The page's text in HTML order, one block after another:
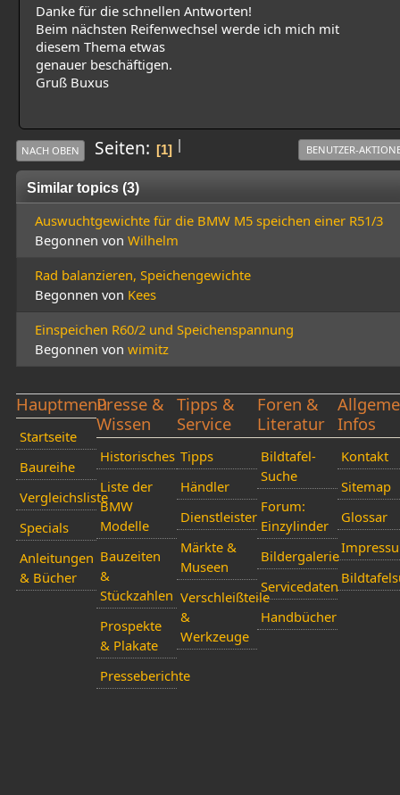
Danke für die schnellen Antworten!
Beim nächsten Reifenwechsel werde ich mich mit
diesem Thema etwas
genauer beschäftigen.
Gruß Buxus
|
NACH OBEN Seiten 1 BENUTZER-
Similar topics (3)
Auswuchtgewichte für die BMW M5 speichen einer R51/3
Begonnen von Wilhelm
Rad balanzieren, Speichengewichte
Begonnen von Kees
Einspeichen R60/2 und Speichenspannung
Begonnen von wimitz
Hauptmenü
Startseite
Baureihe
Vergleichsliste
Specials
Anleitungen
& Bücher
Presse &
Wissen
Historisches
Liste der
BMW
Modelle
Bauzeiten
&
Stückzahlen
Prospekte
& Plakate
Presseberichte
Tipps &
Service
Tipps
Händler
Dienstleister
Märkte &
Museen
Verschleißteile
&
Werkzeuge
Foren &
Literatur
Bildtafel-
Suche
Forum:
Einzylinder
Bildergalerie
Servicedaten
Handbücher
Infos
Kontakt
Sitemap
Glossar